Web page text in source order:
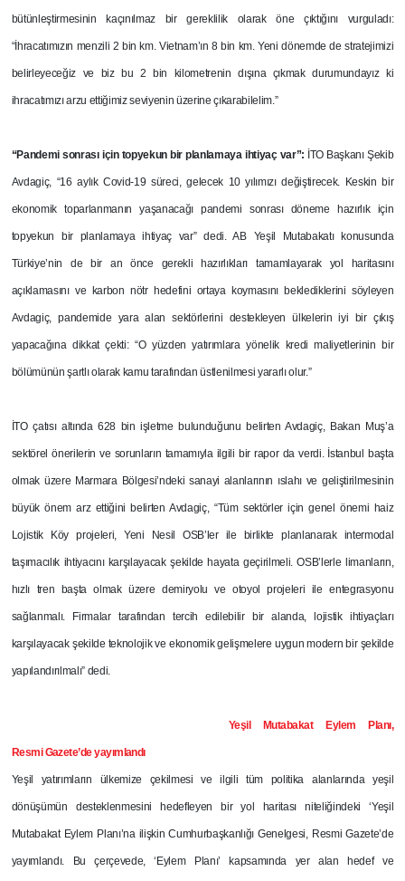
bütünleştirmesinin kaçınılmaz bir gereklilik olarak öne çıktığını vurguladı:
“İhracatımızın menzili 2 bin km. Vietnam’ın 8 bin km. Yeni dönemde de stratejimizi
belirleyeceğiz ve biz bu 2 bin kilometrenin dışına çıkmak durumundayız ki
ihracatımızı arzu ettiğimiz seviyenin üzerine çıkarabilelim.”
“Pandemi sonrası için topyekun bir planlamaya ihtiyaç var”: İTO Başkanı Şekib
Avdagiç, “16 aylık Covid-19 süreci, gelecek 10 yılımızı değiştirecek. Keskin bir
ekonomik toparlanmanın yaşanacağı pandemi sonrası döneme hazırlık için
topyekun bir planlamaya ihtiyaç var” dedi. AB Yeşil Mutabakatı konusunda
Türkiye’nin de bir an önce gerekli hazırlıkları tamamlayarak yol haritasını
açıklamasını ve karbon nötr hedefini ortaya koymasını beklediklerini söyleyen
Avdagiç, pandemide yara alan sektörlerini destekleyen ülkelerin iyi bir çıkış
yapacağına dikkat çekti: “O yüzden yatırımlara yönelik kredi maliyetlerinin bir
bölümünün şartlı olarak kamu tarafından üstlenilmesi yararlı olur.”
İTO çatısı altında 628 bin işletme bulunduğunu belirten Avdagiç, Bakan Muş’a
sektörel önerilerin ve sorunların tamamıyla ilgili bir rapor da verdi. İstanbul başta
olmak üzere Marmara Bölgesi’ndeki sanayi alanlarının ıslahı ve geliştirilmesinin
büyük önem arz ettiğini belirten Avdagiç, “Tüm sektörler için genel önemi haiz
Lojistik Köy projeleri, Yeni Nesil OSB’ler ile birlikte planlanarak intermodal
taşımacılık ihtiyacını karşılayacak şekilde hayata geçirilmeli. OSB’lerle limanların,
hızlı tren başta olmak üzere demiryolu ve otoyol projeleri ile entegrasyonu
sağlanmalı. Firmalar tarafından tercih edilebilir bir alanda, lojistik ihtiyaçları
karşılayacak şekilde teknolojik ve ekonomik gelişmelere uygun modern bir şekilde
yapılandırılmalı” dedi.
Yeşil Mutabakat Eylem Planı,
Resmi Gazete’de yayımlandı
Yeşil yatırımların ülkemize çekilmesi ve ilgili tüm politika alanlarında yeşil
dönüşümün desteklenmesini hedefleyen bir yol haritası niteliğindeki ‘Yeşil
Mutabakat Eylem Planı’na ilişkin Cumhurbaşkanlığı Genelgesi, Resmi Gazete’de
yayımlandı. Bu çerçevede, ‘Eylem Planı’ kapsamında yer alan hedef ve